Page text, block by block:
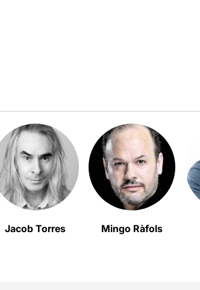
Jacob Torres Mingo Ràfols